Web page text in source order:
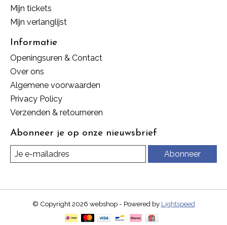
Mijn tickets
Mijn verlanglijst
Informatie
Openingsuren & Contact
Over ons
Algemene voorwaarden
Privacy Policy
Verzenden & retourneren
Abonneer je op onze nieuwsbrief
Abonneer
© Copyright 2026 webshop - Powered by Lightspeed